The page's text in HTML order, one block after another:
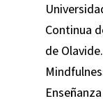
Continua
de